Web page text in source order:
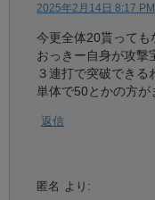
2025年2月14日 8:17 PM
今更全体20貰っても
おっきー自身が攻撃
３連打で突破できる
単体で50とかの方が
返信
匿名 より: